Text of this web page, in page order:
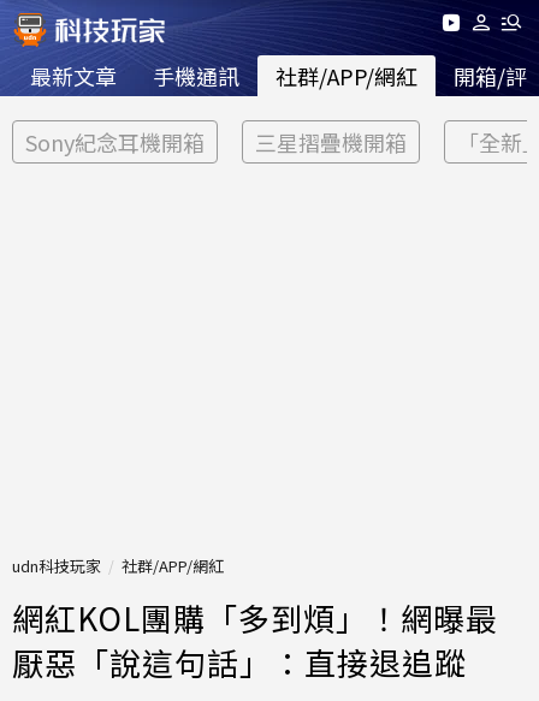
最新文章 手機通訊 社群/APP/網紅 開箱/評
Sony紀念耳機開箱 三星摺疊機開箱 「全新
udn科技玩家 社群/APP/網紅
網紅KOL團購「多到煩」！網曝最
厭惡「說這句話」：直接退追蹤